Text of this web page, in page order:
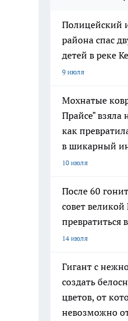
Полицейский
района спас
детей в реке
9 июля
Мохнатые
Прайсе" взяла
как
в шикарный
10 июля
После 60
совет великой
превратиться
14 июля
Гигант с
создать
цветов, от
невозможно